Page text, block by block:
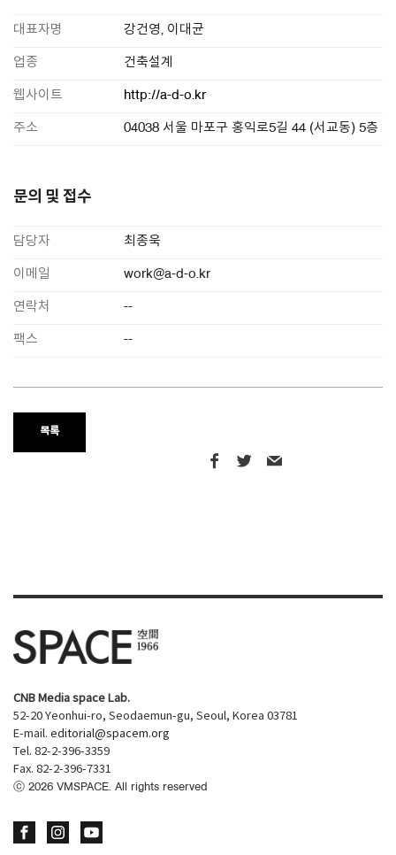
대표자명 강건영, 이대균
업종 건축설계
웹사이트 http://a-d-o.kr
주소 04038 서울 마포구 홍익로5길 44 (서교동) 5층
문의 및 접수
담당자 최종욱
이메일 work@a-d-o.kr
연락처 --
팩스 --
목록
CNB Media space Lab.
52-20 Yeonhui-ro, Seodaemun-gu, Seoul, Korea 03781
E-mail. editorial@spacem.org
Tel. 82-2-396-3359
Fax. 82-2-396-7331
ⓒ 2026 VMSPACE. All rights reserved